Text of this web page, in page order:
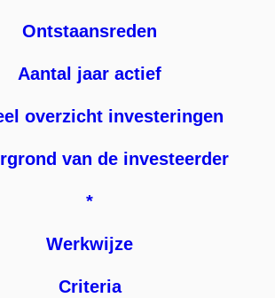
Ontstaansreden
Aantal jaar actief
overzicht investeringen
van de investeerder
*
Werkwijze
Criteria